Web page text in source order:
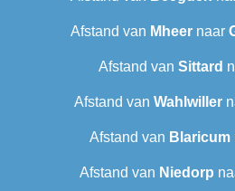
Afstand van Mheernaar
Afstand van Sittard
Afstand van Wahlwiller
Afstand van Blaricum
Afstand van Niedorp